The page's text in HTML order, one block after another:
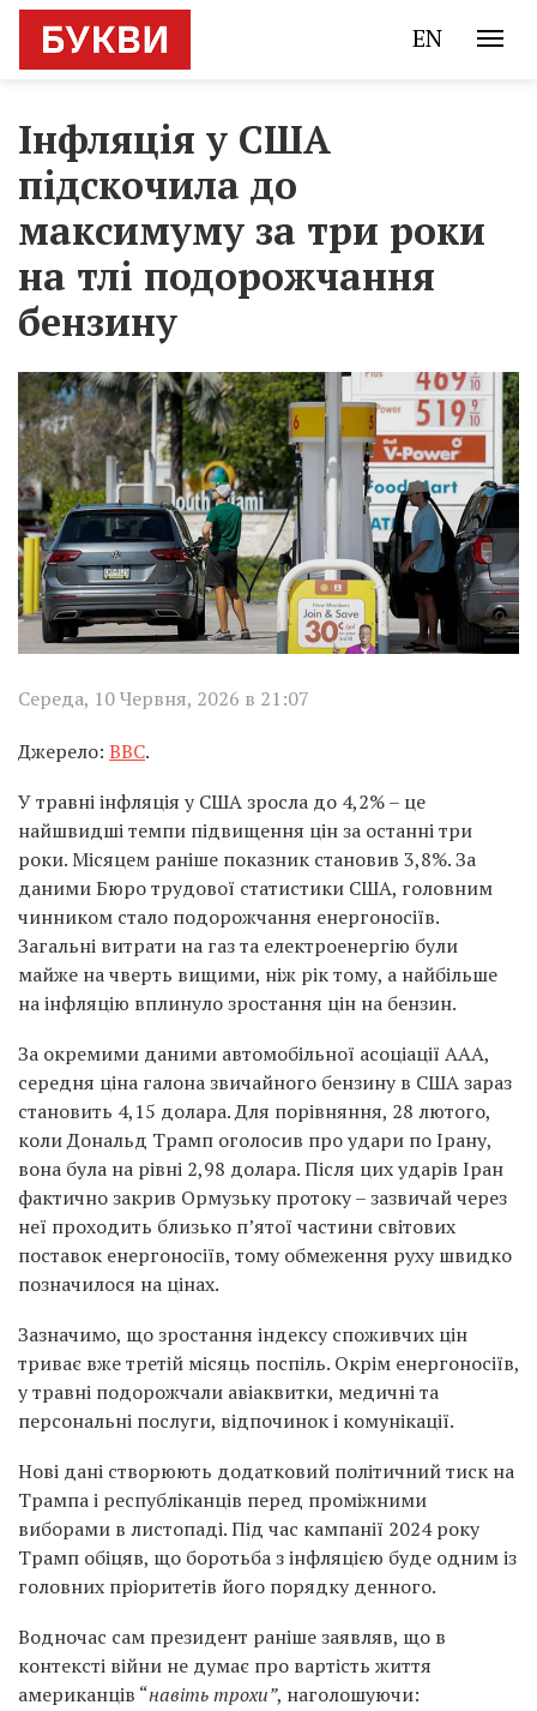
EN
Інфляція у США
підскочила до
максимуму за три роки
на тлі подорожчання
бензину
Середа, 10 Червня, 2026 в 21:07
Джерело: BBC.
У травні інфляція у США зросла до 4,2% – це
найшвидші темпи підвищення цін за останні три
роки. Місяцем раніше показник становив 3,8%. За
даними Бюро трудової статистики США, головним
чинником стало подорожчання енергоносіїв.
Загальні витрати на газ та електроенергію були
майже на чверть вищими, ніж рік тому, а найбільше
на інфляцію вплинуло зростання цін на бензин.
За окремими даними автомобільної асоціації AAA,
середня ціна галона звичайного бензину в США зараз
становить 4,15 долара. Для порівняння, 28 лютого,
коли Дональд Трамп оголосив про удари по Ірану,
вона була на рівні 2,98 долара. Після цих ударів Іран
фактично закрив Ормузьку протоку – зазвичай через
неї проходить близько п’ятої частини світових
поставок енергоносіїв, тому обмеження руху швидко
позначилося на цінах.
Зазначимо, що зростання індексу споживчих цін
триває вже третій місяць поспіль. Окрім енергоносіїв,
у травні подорожчали авіаквитки, медичні та
персональні послуги, відпочинок і комунікації.
Нові дані створюють додатковий політичний тиск на
Трампа і республіканців перед проміжними
виборами в листопаді. Під час кампанії 2024 року
Трамп обіцяв, що боротьба з інфляцією буде одним із
головних пріоритетів його порядку денного.
Водночас сам президент раніше заявляв, що в
контексті війни не думає про вартість життя
американців “навіть трохи”, наголошуючи: